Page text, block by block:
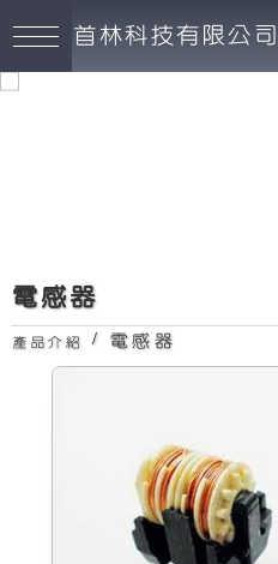
電感器
產品介紹 / 電感器
首林科技有限公司